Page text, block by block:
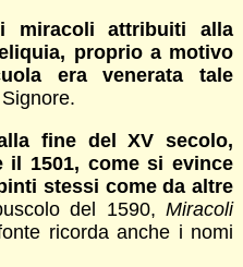
miracoli attribuiti alla
proprio a motivo
era venerata tale
fine del XV secolo,
il 1501, come si evince
stessi come da altre
del 1590,Miracoli
ricorda anche i nomi